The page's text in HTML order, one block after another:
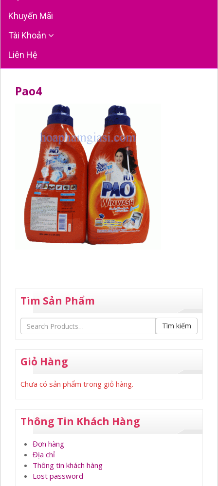
Khuyến Mãi
Tài Khoản
Liên Hệ
Pao4
Tìm Sản Phẩm
Tìm kiếm
Giỏ Hàng
Chưa có sản phẩm trong giỏ hàng.
Thông Tin Khách Hàng
Đơn hàng
Địa chỉ
Thông tin khách hàng
Lost password